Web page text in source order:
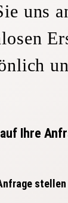
uns
Ihre
stellen